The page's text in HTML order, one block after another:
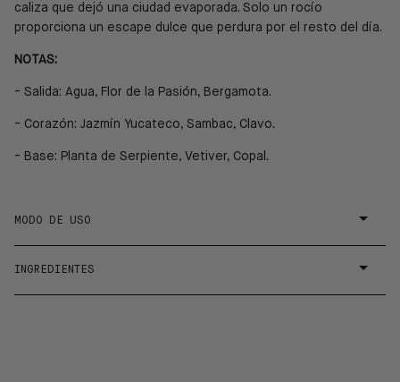
caliza que dejó una ciudad evaporada. Solo un rocío
proporciona un escape dulce que perdura por el resto del día.
NOTAS:
- Salida: Agua, Flor de la Pasión, Bergamota.
- Corazón: Jazmín Yucateco, Sambac, Clavo.
- Base: Planta de Serpiente, Vetiver, Copal.
MODO DE USO
INGREDIENTES